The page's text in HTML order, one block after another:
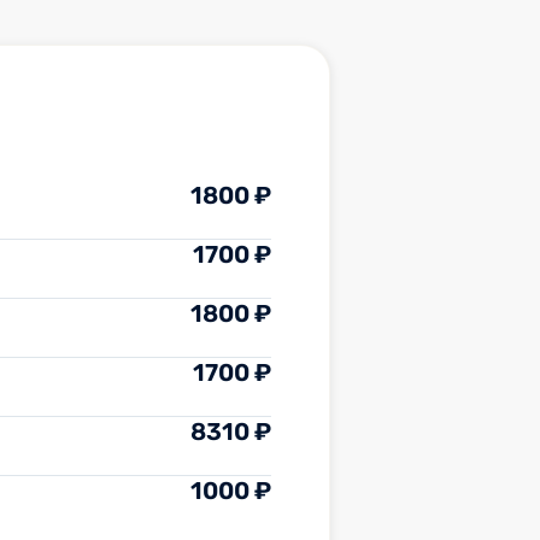
по отношению ко мне. Прием
примерно. Считаю,
времени хватило, врач
торопился и не отвлекался в
общения со мной. По итогам
В целом, я могу посоветовать
а также пришла бы
на осмотр, но за
1800 ₽
1700 ₽
1800 ₽
1700 ₽
8310 ₽
1000 ₽